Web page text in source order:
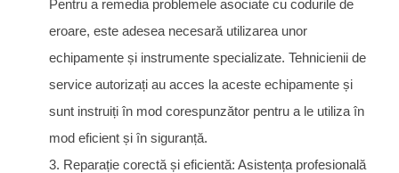
Pentru a remedia problemele asociate cu codurile de
eroare, este adesea necesară utilizarea unor
echipamente și instrumente specializate. Tehnicienii de
service autorizați au acces la aceste echipamente și
sunt instruiți în mod corespunzător pentru a le utiliza în
mod eficient și în siguranță.
3. Reparație corectă și eficientă: Asistența profesională